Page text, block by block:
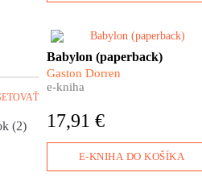
(2)
​Ako sa môžete čo
najefektívnejšie naučiť po
vietnamsky? Prečo je nemčina
najväčším čudákom spomedzi
komunikujú Indonézania,
takmer tisícke ostrovov a
Babylon (paperback)
Gaston Dorren
e-kniha
17,91 €
E-KNIHA DO KOŠÍKA